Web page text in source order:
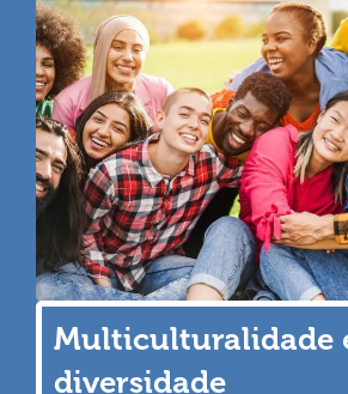
Multiculturalidade
diversidade